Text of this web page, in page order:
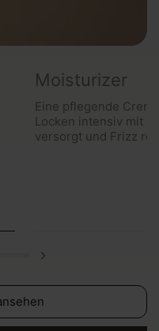
Moisturizer
Eine pflegende
Locken intensiv mit
versorgt und Frizz